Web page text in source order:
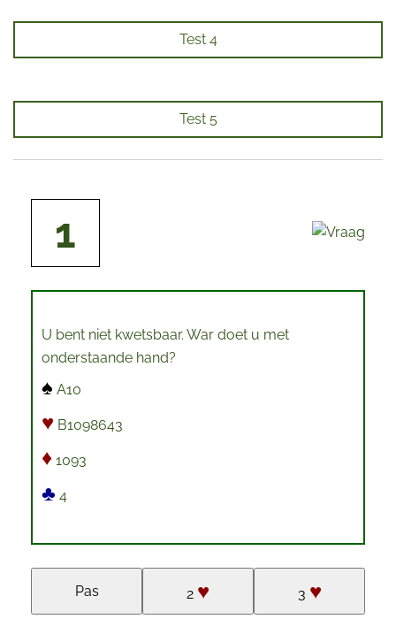
Test 4
Test 5
1
U bent niet kwetsbaar. War doet u met
♠
♥
♦
♣ 4
Pas 2 ♥ 3 ♥